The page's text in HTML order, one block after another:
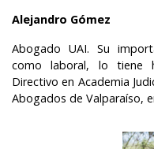
Alejandro Gómez
Abogado UAI. Su
como laboral, lo tiene
Directivo en Academia
Abogados de Valparaíso,